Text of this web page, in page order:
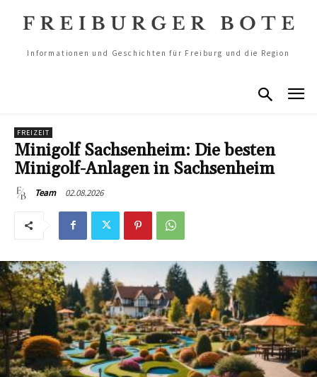
Informationen und Geschichten für Freiburg und die Region
FREIZEIT
Minigolf Sachsenheim: Die besten
Minigolf-Anlagen in Sachsenheim
Team 02.08.2026